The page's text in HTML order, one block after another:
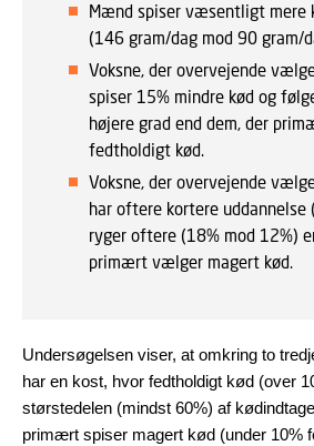
Mænd spiser væsentligt mere
(146 gram/dag mod 90 gram/
Voksne, der overvejende
spiser 15% mindre kød og
højere grad end dem, der
fedtholdigt kød.
Voksne, der overvejende
har oftere kortere uddannelse
ryger oftere (18% mod 12%)
primært vælger magert kød.
Undersøgelsen viser, at omkring to
har en kost, hvor fedtholdigt kød (over
størstedelen (mindst 60%) af
primært spiser magert kød (under 10%